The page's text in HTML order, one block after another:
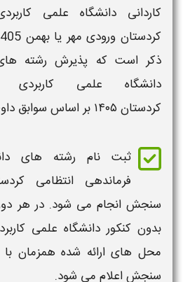
کاردانی دانشگاه علمی
کردستان ورودی مهر یا بهمن
ذکر است که پذیرش رشته
دانشگاه علمی کاربردی
کردستان ۱۴۰۵ بر اساس سوابق
ثبت نام رشته های
فرماندهی انتظامی
سنجش انجام می شود. در هر
بدون کنکور دانشگاه علمی
محل های ارائه شده همزمان با
سنجش اعلام می شود.